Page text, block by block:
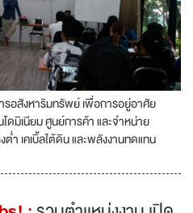
รอสังหาริมทรัพย์ เพื่อการอยู่อาศัย
มิเนียม ศูนย์การค้า และจำหน่าย
ำ เคเบิ้ลใต้ดิน และพลังงานทดแทน